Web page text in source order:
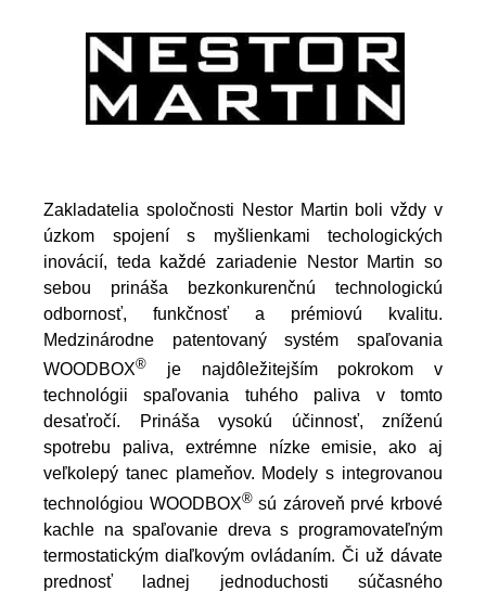
Zakladatelia spoločnosti Nestor Martin boli vždy v
úzkom spojení s myšlienkami techologických
inovácií, teda každé zariadenie Nestor Martin so
sebou prináša bezkonkurenčnú technologickú
odbornosť, funkčnosť a prémiovú kvalitu.
Medzinárodne patentovaný systém spaľovania
WOODBOX® je najdôležitejším pokrokom v
technológii spaľovania tuhého paliva v tomto
desaťročí. Prináša vysokú účinnosť, zníženú
spotrebu paliva, extrémne nízke emisie, ako aj
veľkolepý tanec plameňov. Modely s integrovanou
technológiou WOODBOX® sú zároveň prvé krbové
kachle na spaľovanie dreva s programovateľným
termostatickým diaľkovým ovládaním. Či už dávate
prednosť ladnej jednoduchosti súčasného